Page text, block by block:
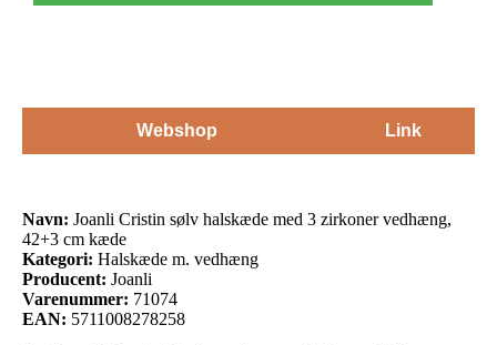
Webshop Link
Navn: Joanli Cristin sølv halskæde med 3 zirkoner vedhæng,
42+3 cm kæde
Kategori: Halskæde m. vedhæng
Producent: Joanli
Varenummer: 71074
EAN: 5711008278258